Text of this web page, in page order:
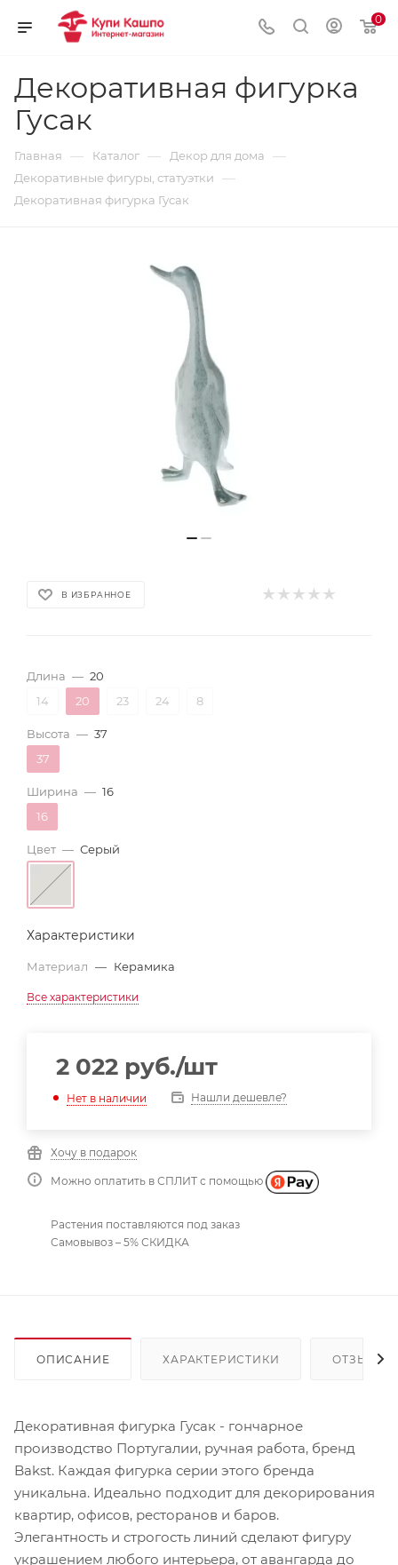
0
Декоративная фигурка
Гусак
Главная — Каталог — Декор для дома —
Декоративные фигуры, статуэтки —
Декоративная фигурка Гусак
В ИЗБРАННОЕ
Длина — 20
14
20 23 24 8
Высота — 37
37
Ширина — 16
16
Цвет — Серый
Характеристики
Материал — Керамика
Все характеристики
2 022 руб./шт
Нет в наличии Нашли дешевле?
Хочу в подарок
Можно оплатить в СПЛИТ с помощью
Растения поставляются под заказ
Самовывоз – 5% СКИДКА
ОПИСАНИЕ ХАРАКТЕРИСТИКИ ОТЗЫВЫ
Декоративная фигурка Гусак - гончарное
производство Португалии, ручная работа, бренд
Bakst. Каждая фигурка серии этого бренда
уникальна. Идеально подходит для декорирования
квартир, офисов, ресторанов и баров.
Элегантность и строгость линий сделают фигуру
украшением любого интерьера, от авангарда до